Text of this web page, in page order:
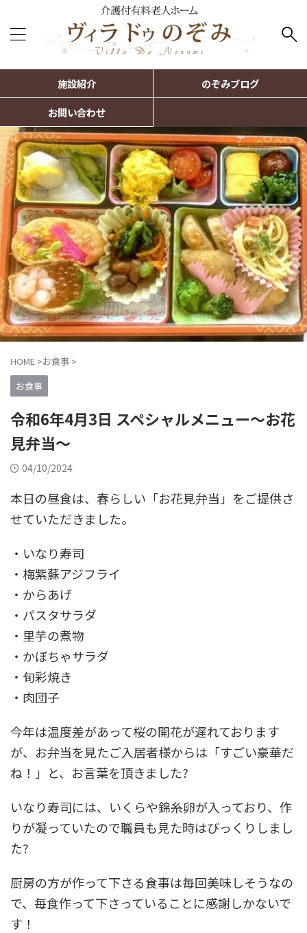
施設紹介
のぞみブログ
お問い合わせ
HOME >お食事 >
お食事
令和6年4月3日 スペシャルメニュー～お花
見弁当～
04/10/2024
本日の昼食は、春らしい「お花見弁当」をご提供さ
せていただきました。
・いなり寿司
・梅紫蘇アジフライ
・からあげ
・パスタサラダ
・里芋の煮物
・かぼちゃサラダ
・旬彩焼き
・肉団子
今年は温度差があって桜の開花が遅れております
が、お弁当を見たご入居者様からは「すごい豪華だ
ね！」と、お言葉を頂きました?
いなり寿司には、いくらや錦糸卵が入っており、作
りが凝っていたので職員も見た時はびっくりしまし
た?
厨房の方が作って下さる食事は毎回美味しそうなの
で、毎食作って下さっていることに感謝しかないで
す！